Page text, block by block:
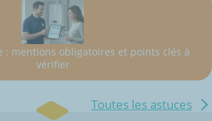
: mentions obligatoires et points clés à
vérifier
Toutes les astuces